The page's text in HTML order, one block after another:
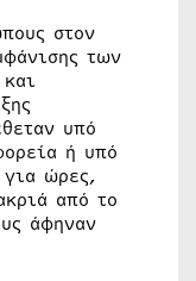
στον
των
υπό
ή υπό
για ώρες,
από το
άφηναν